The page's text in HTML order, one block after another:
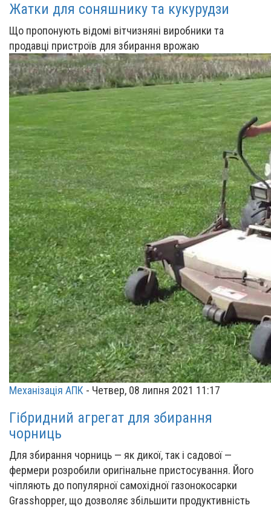
Жатки для соняшнику та кукурудзи
Що пропонують відомі вітчизняні виробники та
продавці пристроїв для збирання врожаю
Механізація АПК - Четвер, 08 липня 2021 11:17
Гібридний агрегат для збирання
чорниць
Для збирання чорниць — як дикої, так і садової —
фермери розробили оригінальне пристосування. Його
чіпляють до популярної самохідної газонокосарки
Grasshopper, що дозволяє збільшити продуктивність